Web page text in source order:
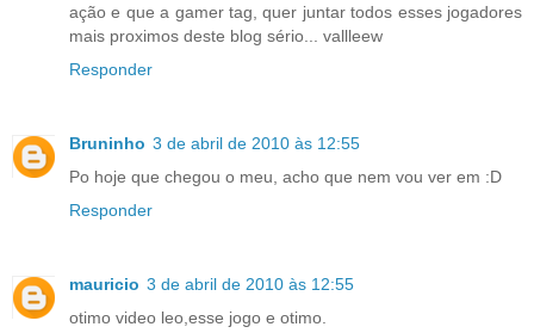
ação e que a gamer tag, quer juntar todos esses jogadores
mais proximos deste blog sério... vallleew
Responder
Bruninho 3 de abril de 2010 às 12:55
Po hoje que chegou o meu, acho que nem vou ver em :D
Responder
mauricio 3 de abril de 2010 às 12:55
otimo video leo,esse jogo e otimo.